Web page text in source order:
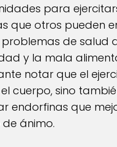
para
que otros pueden
de salud
y la mala
notar que el
cuerpo, sino
endorfinas que
ánimo.